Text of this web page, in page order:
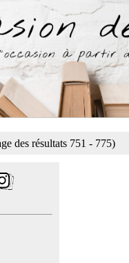
des résultats 751 - 775)